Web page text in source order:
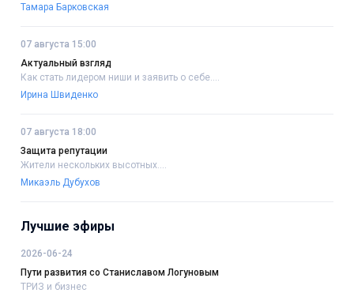
Тамара Барковская
07 августа 15:00
Актуальный взгляд
Как стать лидером ниши и заявить о себе....
Ирина Швиденко
07 августа 18:00
Защита репутации
Жители нескольких высотных....
Микаэль Дубухов
Лучшие эфиры
2026-06-24
Пути развития со Станиславом Логуновым
ТРИЗ и бизнес